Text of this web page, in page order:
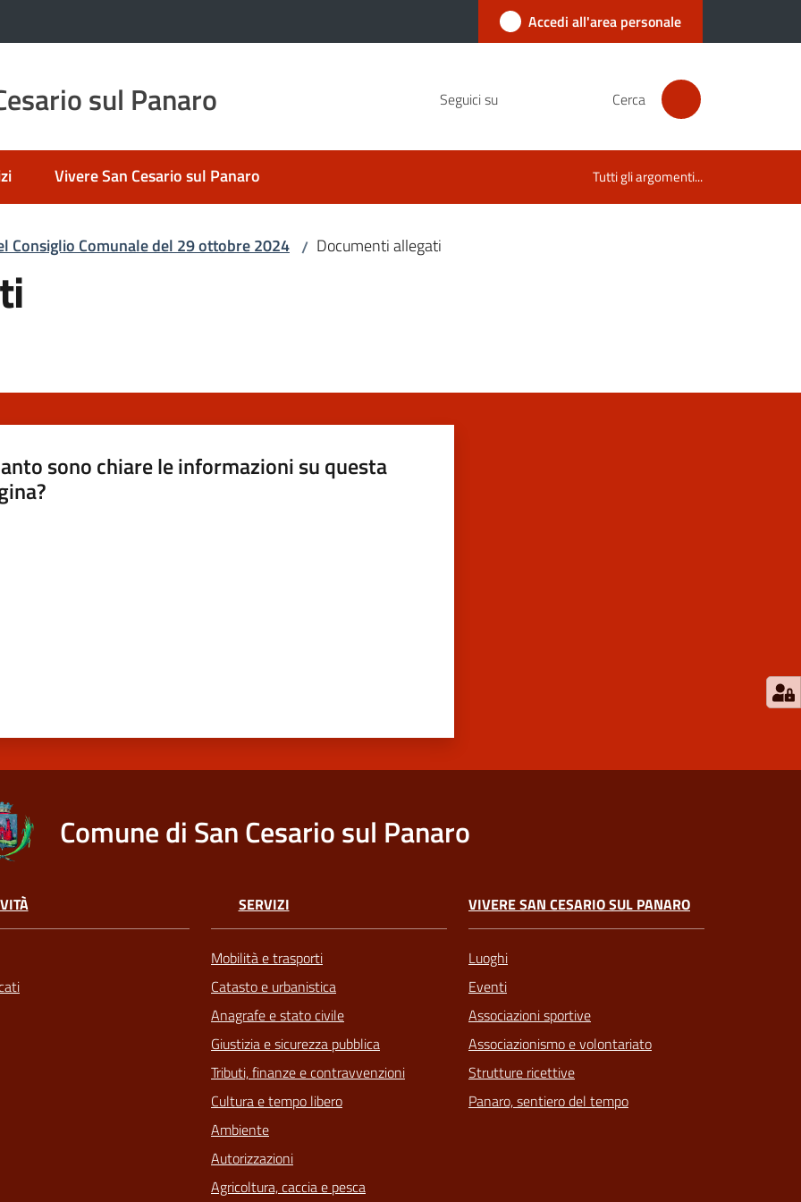
Accedi all'area personale
sul Panaro Seguici su Cerca
Vivere San Cesario sul Panaro Tutti gli argomenti...
Consiglio Comunale del 29 ottobre 2024 / Documenti allegati
sono chiare le informazioni su questa
Comune di San Cesario sul Panaro
SERVIZI
Mobilità e trasporti
Catasto e urbanistica
Anagrafe e stato civile
Giustizia e sicurezza pubblica
Tributi, finanze e contravvenzioni
Cultura e tempo libero
Ambiente
Autorizzazioni
Agricoltura, caccia e pesca
VIVERE SAN CESARIO SUL PANARO
Luoghi
Eventi
Associazioni sportive
Associazionismo e volontariato
Strutture ricettive
Panaro, sentiero del tempo